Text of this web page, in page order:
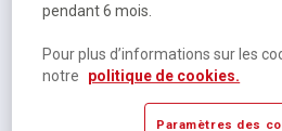
pendant 6 mois.
Pour plus d’informations sur les
notre
politique de cookies.
Paramètres des